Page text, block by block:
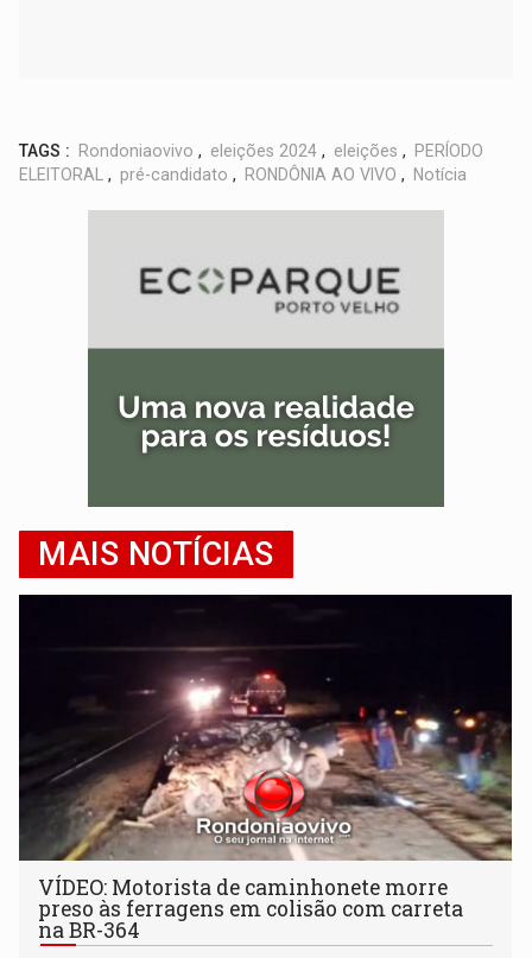
TAGS : Rondoniaovivo , eleições 2024 , eleições ,
PERÍODO
ELEITORAL
, pré-candidato , RONDÔNIA AO VIVO , Notícia
MAIS NOTÍCIAS
VÍDEO: Motorista de caminhonete morre
preso às ferragens em colisão com carreta
na BR-364